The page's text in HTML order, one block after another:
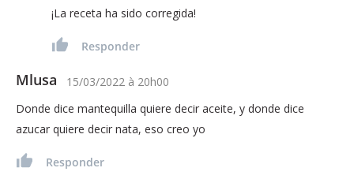
¡La receta ha sido corregida!
Responder
Mlusa 15/03/2022 à 20h00
Donde dice mantequilla quiere decir aceite, y donde dice
azucar quiere decir nata, eso creo yo
Responder